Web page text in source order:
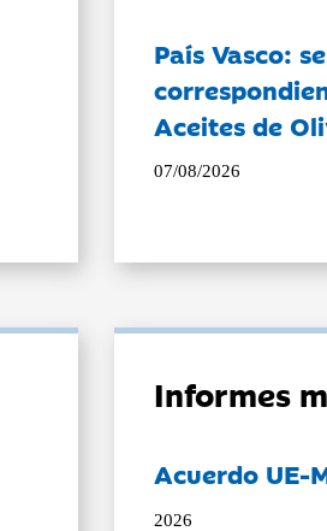
País Vasco:
Aceites de
07/08/2026
Informes
Acuerdo UE-
2026